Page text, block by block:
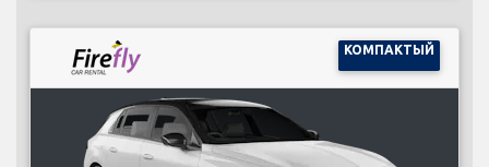
КОМПАКТЫЙ